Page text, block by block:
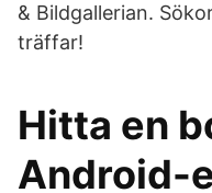
& Bildgallerian.
träffar!
Hitta en
Android-